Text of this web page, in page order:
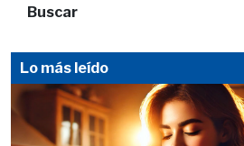
Buscar
Lo más leído